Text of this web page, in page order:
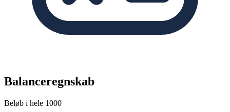
Balanceregnskab
Beløb i hele 1000